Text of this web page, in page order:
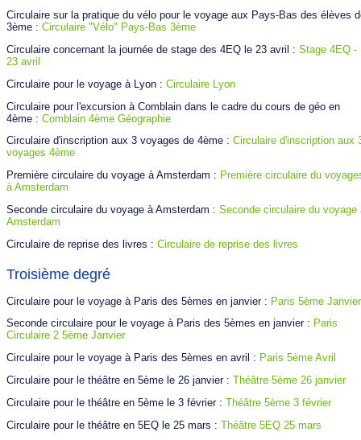
Circulaire sur la pratique du vélo pour le voyage aux Pays-Bas des élèves
3ème : Circulaire "Vélo" Pays-Bas 3ème
Circulaire concernant la journée de stage des 4EQ le 23 avril : Stage 4EQ -
23 avril
Circulaire pour le voyage à Lyon : Circulaire Lyon
Circulaire pour l'excursion à Comblain dans le cadre du cours de géo en
4ème : Comblain 4ème Géographie
Circulaire d'inscription aux 3 voyages de 4ème : Circulaire d'inscription aux
voyages 4ème
Première circulaire du voyage à Amsterdam : Première circulaire du
à Amsterdam
Seconde circulaire du voyage à Amsterdam : Seconde circulaire du voyage
Amsterdam
Circulaire de reprise des livres : Circulaire de reprise des livres
Troisième degré
Circulaire pour le voyage à Paris des 5èmes en janvier : Paris 5ème Janvier
Seconde circulaire pour le voyage à Paris des 5èmes en janvier : Paris
Circulaire 2 5ème Janvier
Circulaire pour le voyage à Paris des 5èmes en avril : Paris 5ème Avril
Circulaire pour le théâtre en 5ème le 26 janvier : Théâtre 5ème 26 janvier
Circulaire pour le théâtre en 5ème le 3 février : Théâtre 5ème 3 février
Circulaire pour le théâtre en 5EQ le 25 mars : Théâtre 5EQ 25 mars